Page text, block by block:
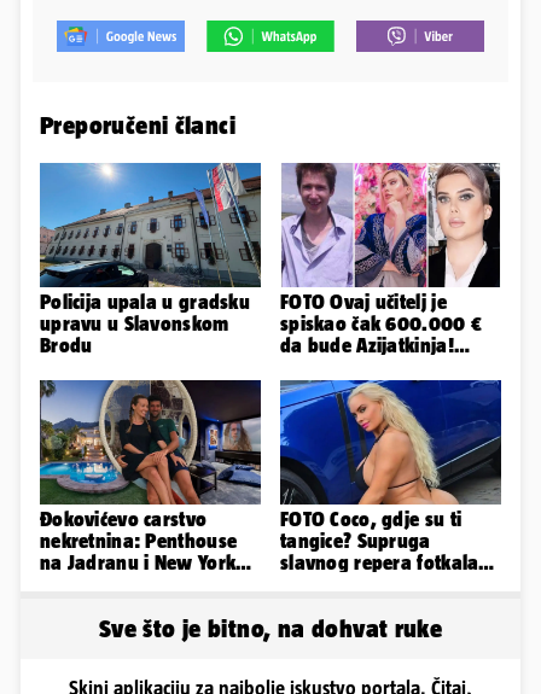
Preporučeni članci
Policija upala u gradsku
upravu u Slavonskom
Brodu
FOTO Ovaj učitelj je
spiskao čak 600.000 €
da bude Azijatkinja!
muško...
Đokovićevo carstvo
nekretnina: Penthouse
na Jadranu i New Yorku,
FOTO Coco, gdje su ti
tangice? Supruga
slavnog repera fotkala
Sve što je bitno, na dohvat ruke
Skini aplikaciju za najbolje iskustvo portala. Čitaj,